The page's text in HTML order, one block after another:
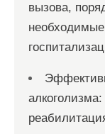
вызова,